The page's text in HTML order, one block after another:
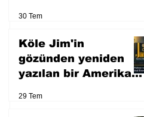
30 Tem
Köle Jim'in
gözünden yeniden
yazılan bir Amerikan
29 Tem